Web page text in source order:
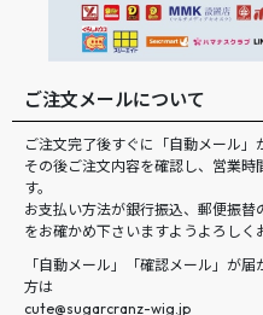
ご注文メールについて
ご注文完了後すぐに「自動メール」
その後ご注文内容を確認し、営業
す。
お支払い方法が銀行振込、郵便振
をお確かめ下さいますようよろしく
「自動メール」「確認メール」が
方は
cute@sugarcranz-wig.jp